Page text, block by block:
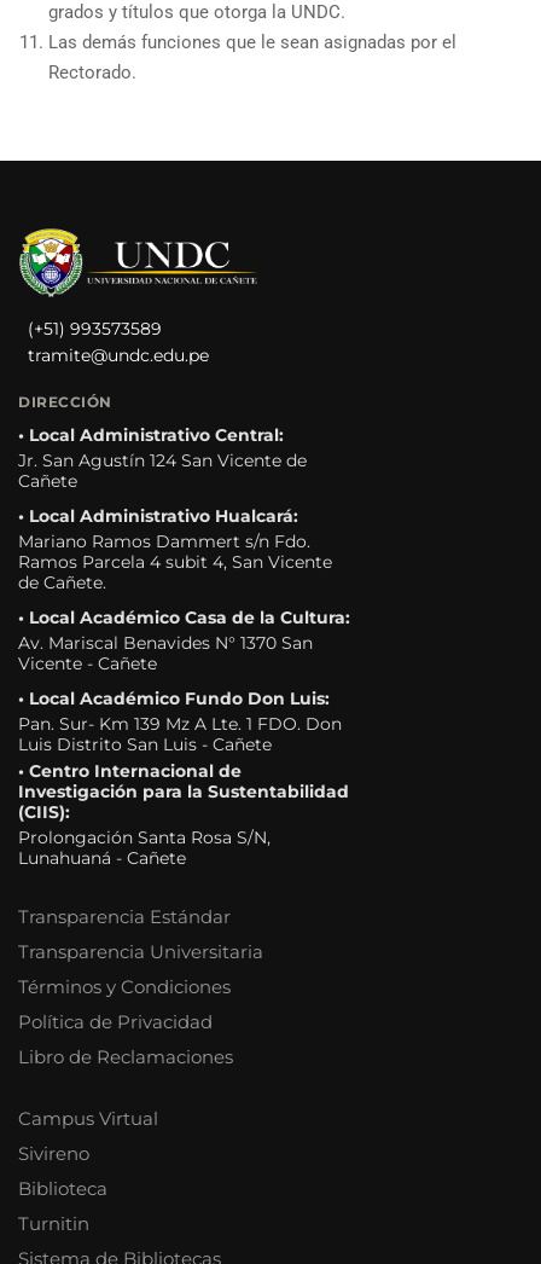
grados y títulos que otorga la UNDC.
Las demás funciones que le sean asignadas por el
Rectorado.
(+51) 993573589
tramite@undc.edu.pe
DIRECCIÓN
• Local Administrativo Central:
Jr. San Agustín 124 San Vicente de
Cañete
• Local Administrativo Hualcará:
Mariano Ramos Dammert s/n Fdo.
Ramos Parcela 4 subit 4, San Vicente
de Cañete.
• Local Académico Casa de la Cultura:
Av. Mariscal Benavides N° 1370 San
Vicente - Cañete
• Local Académico Fundo Don Luis:
Pan. Sur- Km 139 Mz A Lte. 1 FDO. Don
Luis Distrito San Luis - Cañete
• Centro Internacional de
Investigación para la Sustentabilidad
(CIIS):
Prolongación Santa Rosa S/N,
Lunahuaná - Cañete
Transparencia Estándar
Transparencia Universitaria
Términos y Condiciones
Política de Privacidad
Libro de Reclamaciones
Campus Virtual
Sivireno
Biblioteca
Turnitin
Sistema de Bibliotecas